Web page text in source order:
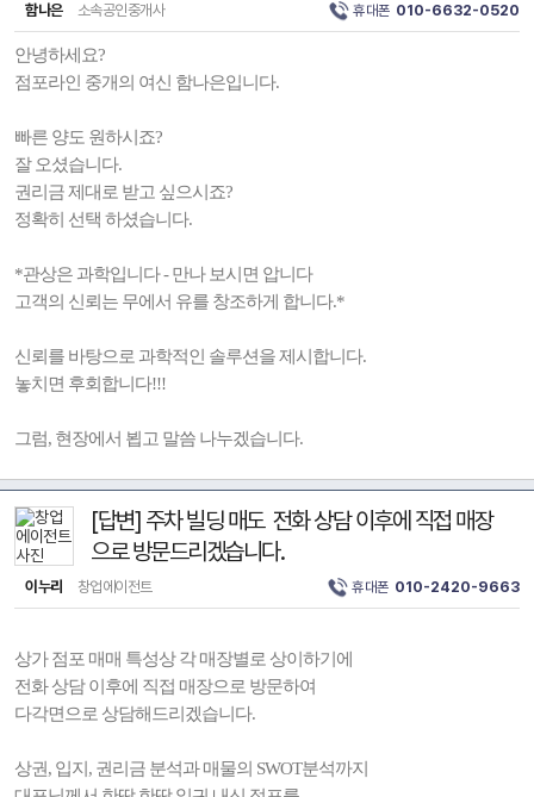
함나은 소속공인중개사 휴대폰 010-6632-0520
안녕하세요?
점포라인 중개의 여신 함나은입니다.
빠른 양도 원하시죠?
잘 오셨습니다.
권리금 제대로 받고 싶으시죠?
정확히 선택 하셨습니다.
*관상은 과학입니다 - 만나 보시면 압니다
고객의 신뢰는 무에서 유를 창조하게 합니다.*
신뢰를 바탕으로 과학적인 솔루션을 제시합니다.
놓치면 후회합니다!!!
그럼, 현장에서 뵙고 말씀 나누겠습니다.
[답변] 주차 빌딩 매도 전화 상담 이후에 직접 매장
으로 방문드리겠습니다.
이누리 창업에이전트 휴대폰 010-2420-9663
상가 점포 매매 특성상 각 매장별로 상이하기에
전화 상담 이후에 직접 매장으로 방문하여
다각면으로 상담해드리겠습니다.
상권, 입지, 권리금 분석과 매물의 SWOT분석까지